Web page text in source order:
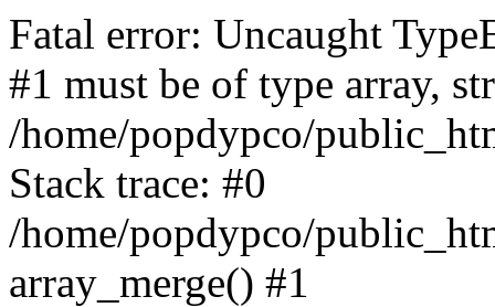
Fatal error: Uncaught
#1 must be of type array,
/home/popdypco/
Stack trace: #0
/home/popdypco/
array_merge() #1